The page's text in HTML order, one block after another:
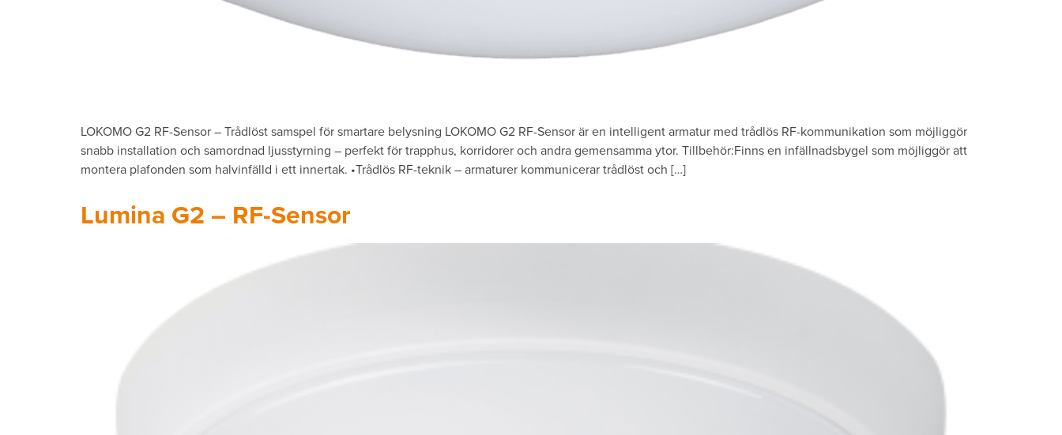
LOKOMO G2 RF-Sensor – Trådlöst samspel för smartare belysning LOKOMO G2 RF-Sensor är en intelligent armatur med trådlös RF-kommunikation som möjliggör
snabb installation och samordnad ljusstyrning – perfekt för trapphus, korridorer och andra gemensamma ytor. Tillbehör:Finns en infällnadsbygel som möjliggör att
montera plafonden som halvinfälld i ett innertak. •Trådlös RF-teknik – armaturer kommunicerar trådlöst och […]
Lumina G2 – RF-Sensor